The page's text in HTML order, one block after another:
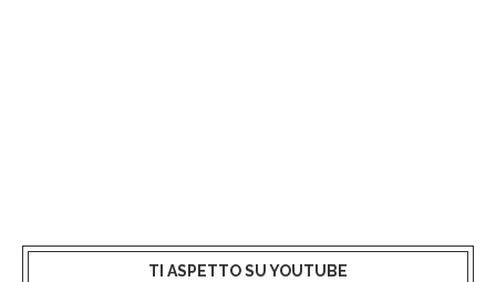
TI ASPETTO SU YOUTUBE